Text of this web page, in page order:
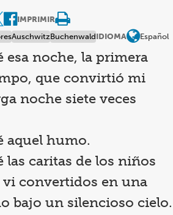
IMPRIMIR
AuschwitzBuchenwaldIDIOMA Español
esa noche, la primera
que convirtió mi
noche siete veces
aquel humo.
las caritas de los niños
convertidos en una
bajo un silencioso cielo.